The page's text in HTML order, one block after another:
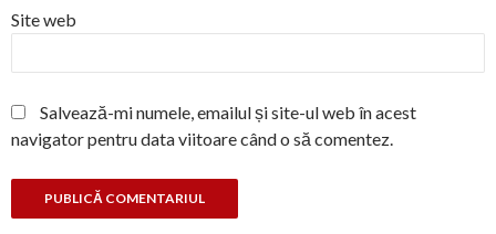
Site web
Salvează-mi numele, emailul și site-ul web în acest
navigator pentru data viitoare când o să comentez.